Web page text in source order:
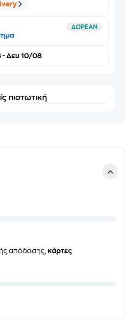
ΔΩΡΕΑΝ
- Δευ 10/08
πιστωτική
απόδοσης, κάρτες